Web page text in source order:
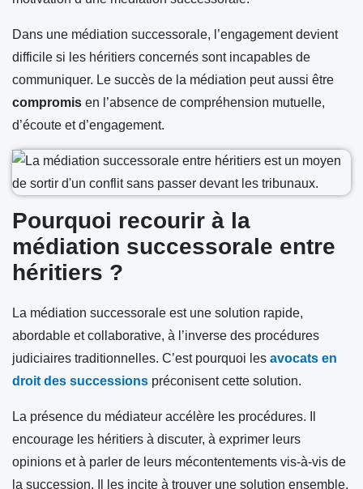
Dans une médiation successorale, l’engagement devient
difficile si les héritiers concernés sont incapables de
communiquer. Le succès de la médiation peut aussi être
compromis en l’absence de compréhension mutuelle,
d’écoute et d’engagement.
Pourquoi recourir à la
médiation successorale entre
héritiers ?
La médiation successorale est une solution rapide,
abordable et collaborative, à l’inverse des procédures
judiciaires traditionnelles. C’est pourquoi les avocats en
droit des successions préconisent cette solution.
La présence du médiateur accélère les procédures. Il
encourage les héritiers à discuter, à exprimer leurs
opinions et à parler de leurs mécontentements vis-à-vis de
la succession. Il les incite à trouver une solution ensemble.